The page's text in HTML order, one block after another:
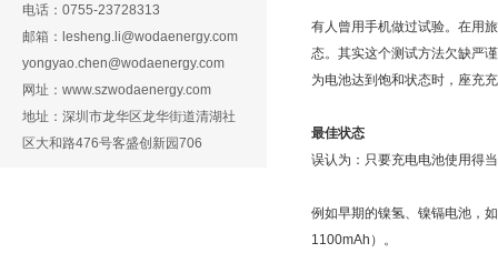
电话：0755-23728313
邮箱：lesheng.li@wodaenergy.com
yongyao.chen@wodaenergy.com
网址：www.szwodaenergy.com
地址：深圳市龙华区龙华街道清湖社
区大和路476号客盛创新园706
有人曾用手机做过试验。在用
态。其实这个测试方法欠缺严
为电池达到饱和状态时，座充
最佳状态
误认为：只要充电电池使用得
例如早期的镍氢、镍镉电池，
1100mAh）。